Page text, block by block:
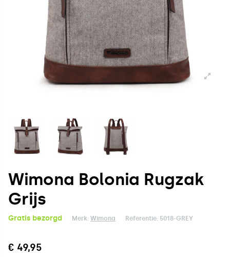
Wimona Bolonia Rugzak
Grijs
Gratis bezorgd Merk: Wimona Referentie: 5018-GREY
€ 49,95